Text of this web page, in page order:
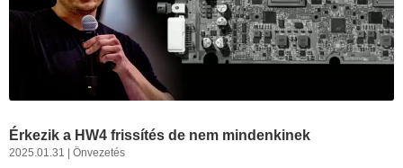
Érkezik a HW4 frissítés de nem mindenkinek
2025.01.31 |Önvezetés